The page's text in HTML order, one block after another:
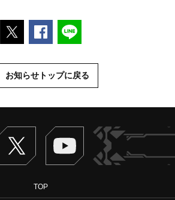
ポストするFacebookでシェアする
お知らせトップに戻る
Twitter ヴァンガードch
TOP